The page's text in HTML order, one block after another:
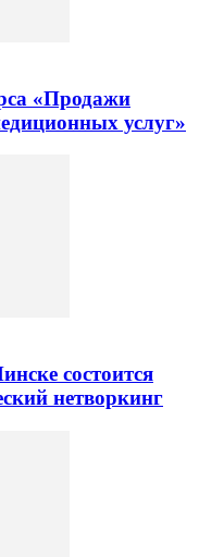
«Продажи
услуг»
состоится
нетворкинг